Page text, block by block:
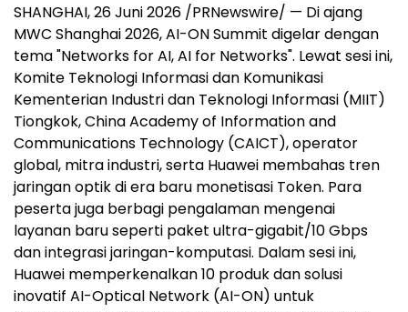
SHANGHAI, 26 Juni 2026 /PRNewswire/ — Di ajang
MWC Shanghai 2026, AI-ON Summit digelar dengan
tema "Networks for AI, AI for Networks". Lewat sesi ini,
Komite Teknologi Informasi dan Komunikasi
Kementerian Industri dan Teknologi Informasi (MIIT)
Tiongkok, China Academy of Information and
Communications Technology (CAICT), operator
global, mitra industri, serta Huawei membahas tren
jaringan optik di era baru monetisasi Token. Para
peserta juga berbagi pengalaman mengenai
layanan baru seperti paket ultra-gigabit/10 Gbps
dan integrasi jaringan-komputasi. Dalam sesi ini,
Huawei memperkenalkan 10 produk dan solusi
inovatif AI-Optical Network (AI-ON) untuk